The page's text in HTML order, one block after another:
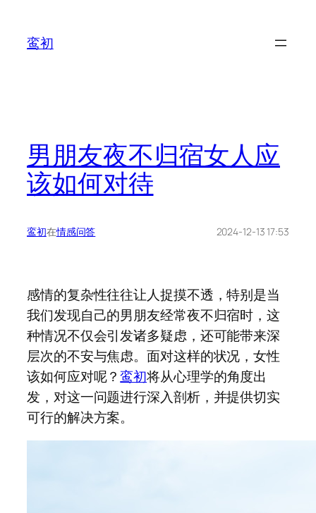
鸾初
男朋友夜不归宿女人应
该如何对待
鸾初在情感问答 2024-12-13 17:53
感情的复杂性往往让人捉摸不透，特别是当
我们发现自己的男朋友经常夜不归宿时，这
种情况不仅会引发诸多疑虑，还可能带来深
层次的不安与焦虑。面对这样的状况，女性
该如何应对呢？鸾初将从心理学的角度出
发，对这一问题进行深入剖析，并提供切实
可行的解决方案。